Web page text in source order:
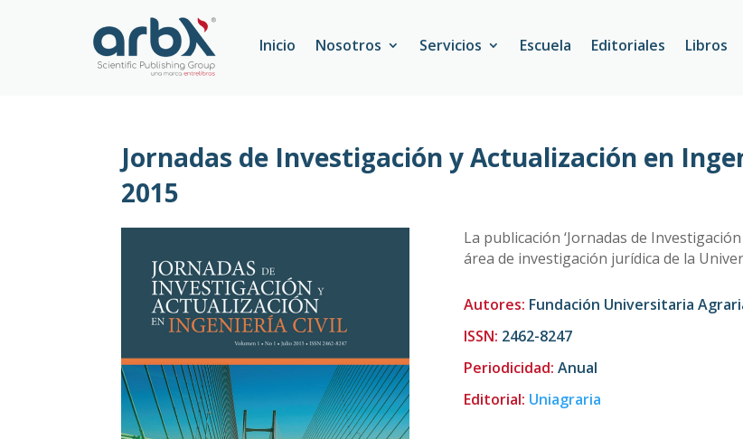
Inicio Nosotros Servicios Escuela Editoriales Libros
Jornadas de Investigación y Actualización en
2015
La publicación ‘Jornadas de
área de investigación jurídica de la
Autores: Fundación Universitaria
ISSN: 2462-8247
Periodicidad: Anual
Editorial: Uniagraria